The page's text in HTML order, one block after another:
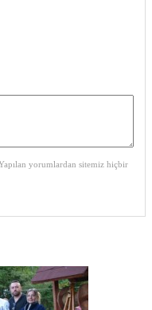
yorumlardan sitemiz hiçbir